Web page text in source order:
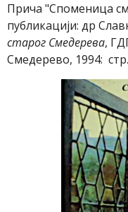
Прича "Споменица
публикацији: др
старог Смедерева,
Смедерево, 1994: